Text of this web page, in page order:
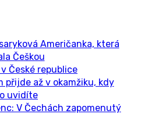
Američanka, která
Češkou
České republice
přijde až v okamžiku, kdy
uvidíte
V Čechách zapomenutý